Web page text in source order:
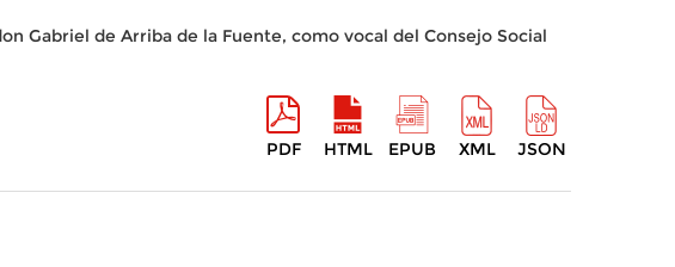
Gabriel de Arriba de la Fuente, como vocal del Consejo Social
PDF HTML EPUB XML JSON